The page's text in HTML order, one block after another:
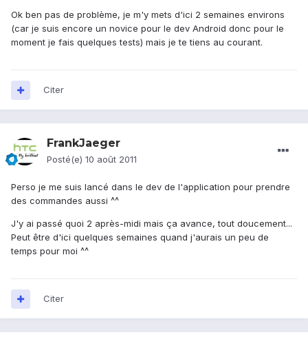
Ok ben pas de problème, je m'y mets d'ici 2 semaines environs
(car je suis encore un novice pour le dev Android donc pour le
moment je fais quelques tests) mais je te tiens au courant.
Citer
FrankJaeger
Posté(e) 10 août 2011
Perso je me suis lancé dans le dev de l'application pour prendre
des commandes aussi ^^
J'y ai passé quoi 2 après-midi mais ça avance, tout doucement...
Peut être d'ici quelques semaines quand j'aurais un peu de
temps pour moi ^^
Citer